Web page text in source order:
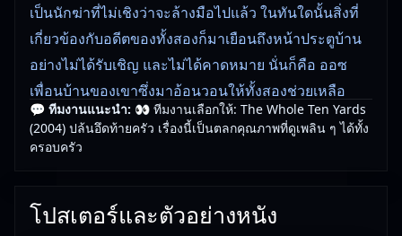
เป็นนักฆ่าที่ไม่เชิงว่าจะล้างมือไปแล้ว ในทันใดนั้นสิ่งที่
เกี่ยวข้องกับอดีตของทั้งสองก็มาเยือนถึงหน้าประตูบ้าน
อย่างไม่ได้รับเชิญ และไม่ได้คาดหมาย นั่นก็คือ ออซ
เพื่อนบ้านของเขาซึ่งมาอ้อนวอนให้ทั้งสองช่วยเหลือ
ภรรยาของเขาจากแก๊งโจรจากฮังการี
💬 ทีมงานแนะนำ: 👀 ทีมงานเลือกให้: The Whole Ten Yards
(2004) ปล้นอึดท้ายครัว เรื่องนี้เป็นตลกคุณภาพที่ดูเพลิน ๆ ได้ทั้ง
ครอบครัว
โปสเตอร์และตัวอย่างหนัง